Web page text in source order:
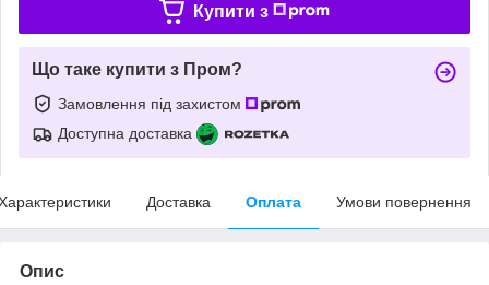
Купити з
Що таке купити з Пром?
Замовлення під захистом
Доступна доставка
Доставка Оплата Умови повернення
Опис